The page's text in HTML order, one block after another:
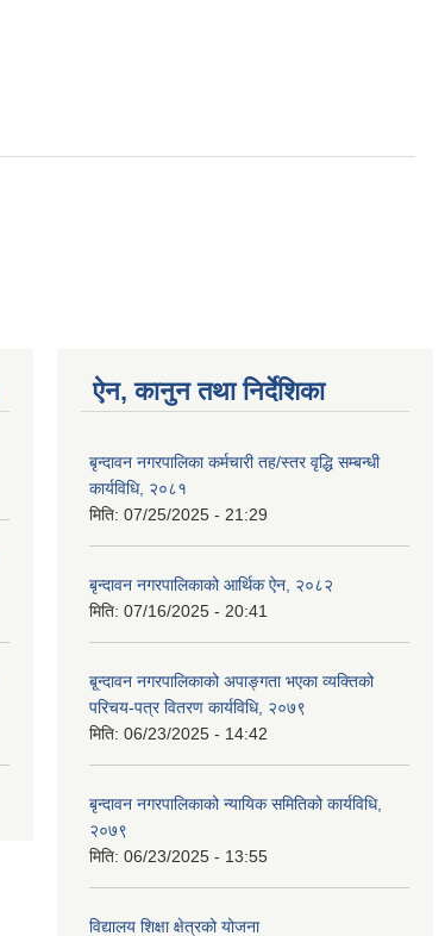
ऐन, कानुन तथा निर्देशिका
बृन्दावन नगरपालिका कर्मचारी तह/स्तर वृद्धि सम्बन्धी
कार्यविधि, २०८१
मिति: 07/25/2025 - 21:29
बृन्दावन नगरपालिकाको आर्थिक ऐन, २०८२
मिति: 07/16/2025 - 20:41
बृ्न्दावन नगरपालिकाको अपाङ्गता भएका व्यक्तिको
परिचय-पत्र वितरण कार्यविधि, २०७९
मिति: 06/23/2025 - 14:42
बृन्दावन नगरपालिकाको न्यायिक समितिको कार्यविधि,
२०७९
मिति: 06/23/2025 - 13:55
विद्यालय शिक्षा क्षेत्रको योजना